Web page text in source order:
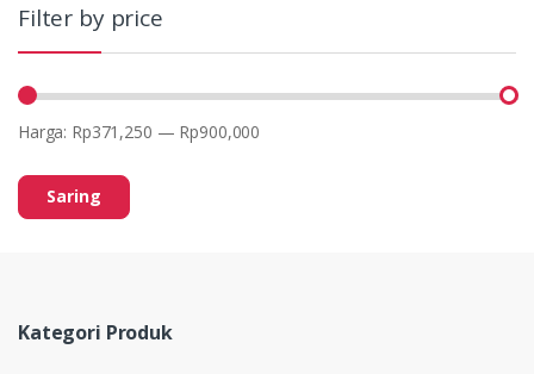
Filter by price
Saring
Harga: Rp371,250 — Rp900,000
Kategori Produk